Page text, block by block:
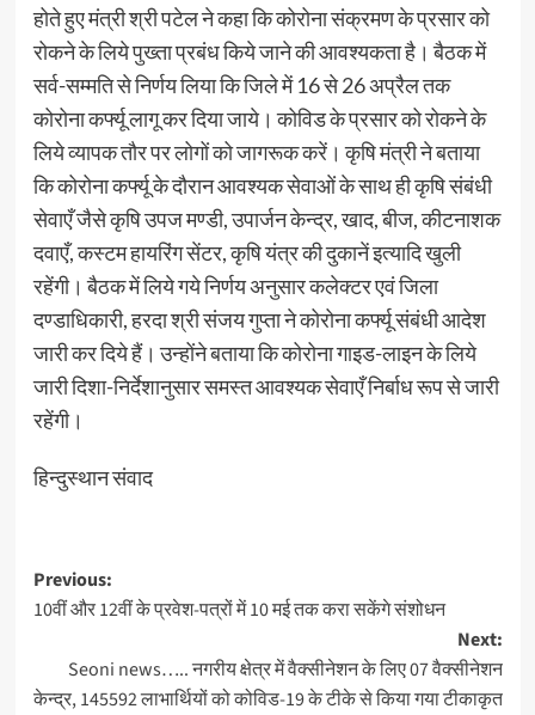
होते हुए मंत्री श्री पटेल ने कहा कि कोरोना संक्रमण के प्रसार को
रोकने के लिये पुख्ता प्रबंध किये जाने की आवश्यकता है। बैठक में
सर्व-सम्मति से निर्णय लिया कि जिले में 16 से 26 अप्रैल तक
कोरोना कर्फ्यू लागू कर दिया जाये। कोविड के प्रसार को रोकने के
लिये व्यापक तौर पर लोगों को जागरूक करें। कृषि मंत्री ने बताया
कि कोरोना कर्फ्यू के दौरान आवश्यक सेवाओं के साथ ही कृषि संबंधी
सेवाएँ जैसे कृषि उपज मण्डी, उपार्जन केन्द्र, खाद, बीज, कीटनाशक
दवाएँ, कस्टम हायरिंग सेंटर, कृषि यंत्र की दुकानें इत्यादि खुली
रहेंगी। बैठक में लिये गये निर्णय अनुसार कलेक्टर एवं जिला
दण्डाधिकारी, हरदा श्री संजय गुप्ता ने कोरोना कर्फ्यू संबंधी आदेश
जारी कर दिये हैं। उन्होंने बताया कि कोरोना गाइड-लाइन के लिये
जारी दिशा-निर्देशानुसार समस्त आवश्यक सेवाएँ निर्बाध रूप से जारी
रहेंगी।
हिन्दुस्थान संवाद
Post
navigation
Previous:
10वीं और 12वीं के प्रवेश-पत्रों में 10 मई तक करा सकेंगे संशोधन
Next:
Seoni news….. नगरीय क्षेत्र में वैक्सीनेशन के लिए 07 वैक्सीनेशन
केन्द्र, 145592 लाभार्थियों को कोविड-19 के टीके से किया गया टीकाकृत